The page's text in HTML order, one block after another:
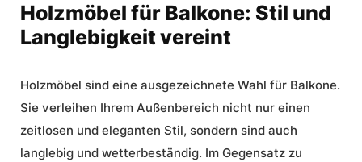
Holzmöbel für Balkone: Stil und
Langlebigkeit vereint
Holzmöbel sind eine ausgezeichnete Wahl für Balkone.
Sie verleihen Ihrem Außenbereich nicht nur einen
zeitlosen und eleganten Stil, sondern sind auch
langlebig und wetterbeständig. Im Gegensatz zu